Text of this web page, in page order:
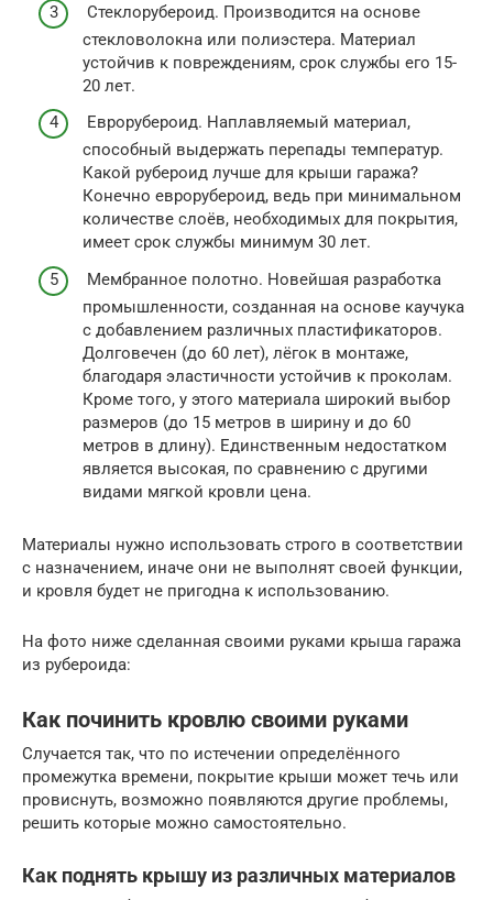
Стеклорубероид. Производится на основе
стекловолокна или полиэстера. Материал
устойчив к повреждениям, срок службы его 15-
20 лет.
Еврорубероид. Наплавляемый материал,
способный выдержать перепады температур.
Какой рубероид лучше для крыши гаража?
Конечно еврорубероид, ведь при минимальном
количестве слоёв, необходимых для покрытия,
имеет срок службы минимум 30 лет.
Мембранное полотно. Новейшая разработка
промышленности, созданная на основе каучука
с добавлением различных пластификаторов.
Долговечен (до 60 лет), лёгок в монтаже,
благодаря эластичности устойчив к проколам.
Кроме того, у этого материала широкий выбор
размеров (до 15 метров в ширину и до 60
метров в длину). Единственным недостатком
является высокая, по сравнению с другими
видами мягкой кровли цена.
Материалы нужно использовать строго в соответствии
с назначением, иначе они не выполнят своей функции,
и кровля будет не пригодна к использованию.
На фото ниже сделанная своими руками крыша гаража
из рубероида:
Как починить кровлю своими руками
Случается так, что по истечении определённого
промежутка времени, покрытие крыши может течь или
провиснуть, возможно появляются другие проблемы,
решить которые можно самостоятельно.
Как поднять крышу из различных материалов